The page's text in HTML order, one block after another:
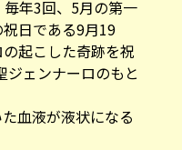
年3回、5月の第一
日である9月19
起こした奇跡を祝
ジェンナーロのもと
血液が液状になる